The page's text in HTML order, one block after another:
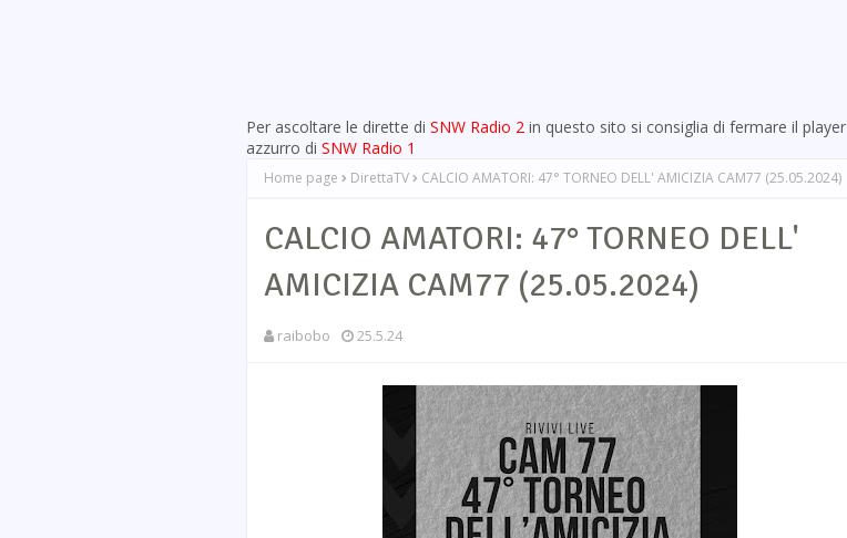
Per ascoltare le dirette di SNW Radio 2 in questo sito si consiglia di fermare il player
azzurro di SNW Radio 1
Home page DirettaTV CALCIO AMATORI: 47° TORNEO DELL' AMICIZIA CAM77 (25.05.2024)
CALCIO AMATORI: 47° TORNEO DELL'
AMICIZIA CAM77 (25.05.2024)
raibobo 25.5.24